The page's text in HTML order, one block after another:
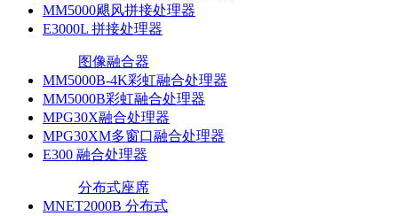
MM5000飓风拼接处理器
E3000L 拼接处理器
图像融合器
MM5000B-4K彩虹融合处理器
MM5000B彩虹融合处理器
MPG30X融合处理器
MPG30XM多窗口融合处理器
E300 融合处理器
分布式座席
MNET2000B 分布式